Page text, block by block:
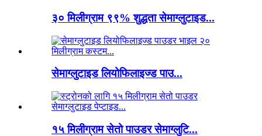
३० मिलीग्राम ९९% शुद्धता सेमाग्लुटाइड...
सेमाग्लुटाइड लियोफिलाइज्ड पाउ...
१५ मिलीग्राम सेतो पाउडर सेमाग्लुटि...